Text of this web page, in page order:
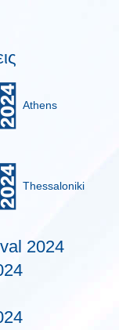
Athens
Thessaloniki
2024